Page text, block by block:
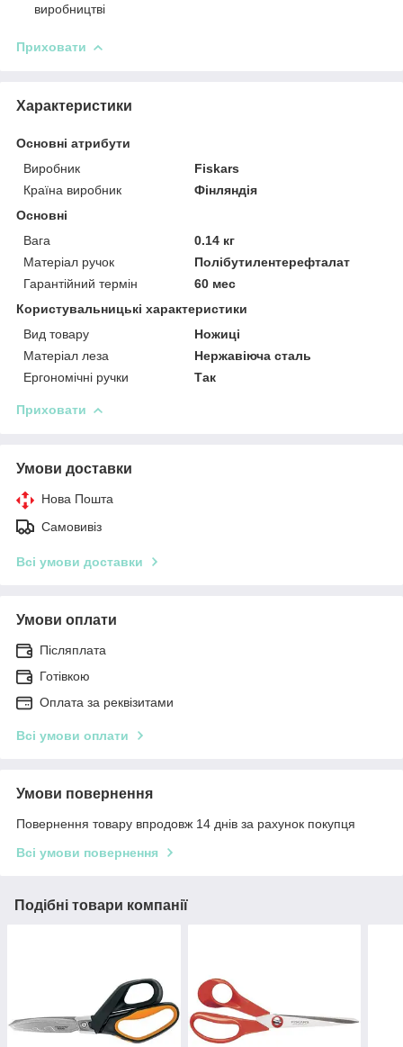
виробництві
Приховати
Характеристики
Основні атрибути
Виробник
Fiskars
Країна виробник
Фінляндія
Основні
Вага
0.14 кг
Матеріал ручок
Полібутилентерефталат
Гарантійний термін
60 мес
Користувальницькі характеристики
Вид товару
Ножиці
Матеріал леза
Нержавіюча сталь
Ергономічні ручки
Так
Приховати
Умови доставки
Нова Пошта
Самовивіз
Всі умови доставки
Умови оплати
Післяплата
Готівкою
Оплата за реквізитами
Всі умови оплати
Умови повернення
Повернення товару впродовж 14 днів за рахунок покупця
Всі умови повернення
Подібні товари компанії